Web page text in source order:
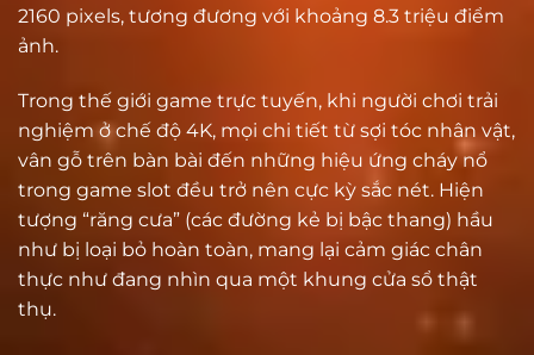
2160 pixels, tương đương với khoảng 8.3 triệu điểm
ảnh.
Trong thế giới game trực tuyến, khi người chơi trải
nghiệm ở chế độ 4K, mọi chi tiết từ sợi tóc nhân vật,
vân gỗ trên bàn bài đến những hiệu ứng cháy nổ
trong game slot đều trở nên cực kỳ sắc nét. Hiện
tượng “răng cưa” (các đường kẻ bị bậc thang) hầu
như bị loại bỏ hoàn toàn, mang lại cảm giác chân
thực như đang nhìn qua một khung cửa sổ thật
thụ.